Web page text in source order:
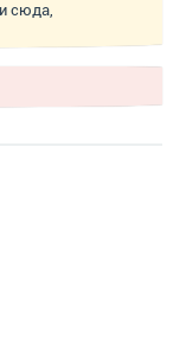
сюда,